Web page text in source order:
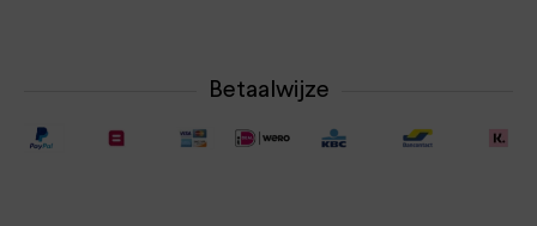
Betaalwijze